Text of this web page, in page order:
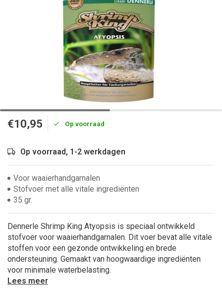
€10,95 Op voorraad
Op voorraad, 1-2 werkdagen
Voor waaierhandgarnalen
Stofvoer met alle vitale ingrediënten
35 gr.
Dennerle Shrimp King Atyopsis is speciaal ontwikkeld
stofvoer voor waaierhandgarnalen. Dit voer bevat alle vitale
stoffen voor een gezonde ontwikkeling en brede
ondersteuning. Gemaakt van hoogwaardige ingrediënten
voor minimale waterbelasting.
Lees meer